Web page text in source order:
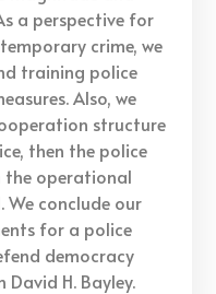
a perspective for
crime, we
training police
Also, we
structure
then the police
the operational
conclude our
for a police
democracy
H. Bayley.